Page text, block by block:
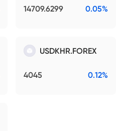
14709.6299 0.05%
USDKHR.FOREX
4045 0.12%